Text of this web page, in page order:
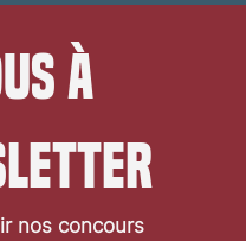
à
nos concours